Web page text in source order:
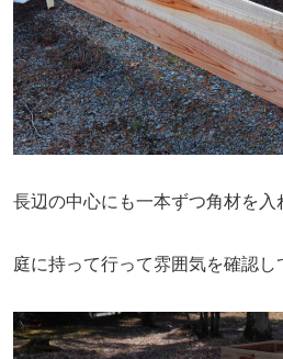
長辺の中心にも一本ずつ角材を入
庭に持って行って雰囲気を確認し